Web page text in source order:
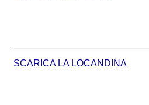
SCARICA LA LOCANDINA